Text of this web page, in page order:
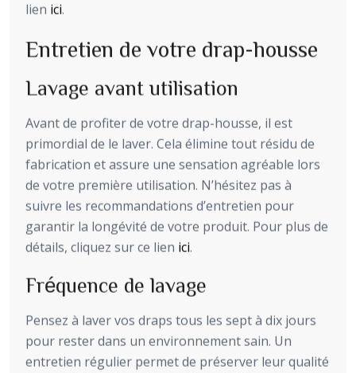
lien ici.
Entretien de votre drap-housse
Lavage avant utilisation
Avant de profiter de votre drap-housse, il est
primordial de le laver. Cela élimine tout résidu de
fabrication et assure une sensation agréable lors
de votre première utilisation. N’hésitez pas à
suivre les recommandations d’entretien pour
garantir la longévité de votre produit. Pour plus de
détails, cliquez sur ce lien ici.
Fréquence de lavage
Pensez à laver vos draps tous les sept à dix jours
pour rester dans un environnement sain. Un
entretien régulier permet de préserver leur qualité